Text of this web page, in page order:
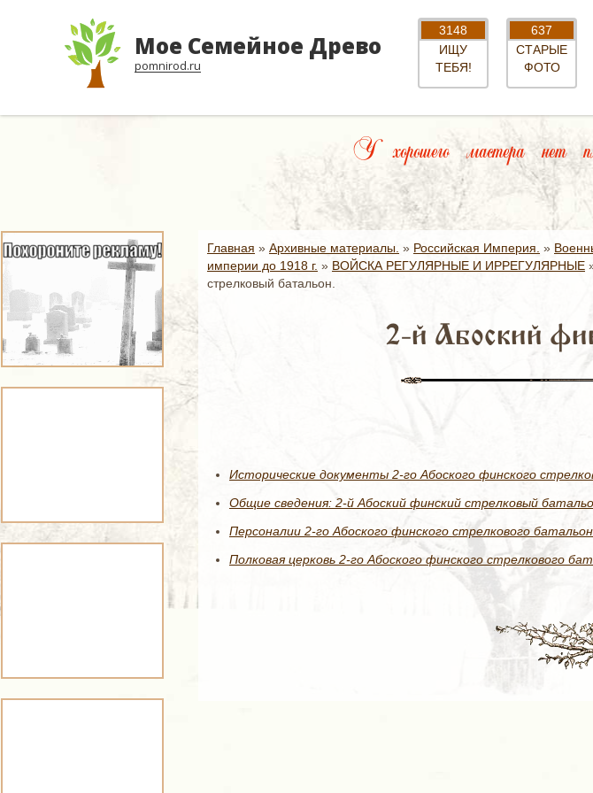
Мое Семейное Древо
pomnirod.ru
3148
ИЩУ
ТЕБЯ!
637
СТАРЫЕ
ФОТО
У хорошего мастера нет
Главная » Архивные материалы. » Российская Империя. »
империи до 1918 г. » ВОЙСКА РЕГУЛЯРНЫЕ И ИРРЕГУЛЯРНЫЕ
стрелковый батальон.
2-й Абоский
Исторические документы 2-го Абоского финского
Общие сведения: 2-й Абоский финский стрелковый
Персоналии 2-го Абоского финского стрелкового
Полковая церковь 2-го Абоского финского стрелкового